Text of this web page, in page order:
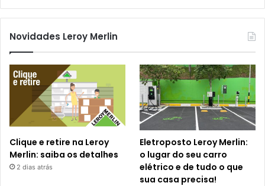
Novidades Leroy Merlin
Clique e retire na Leroy
Merlin: saiba os detalhes
2 dias atrás
Eletroposto Leroy Merlin:
o lugar do seu carro
elétrico e de tudo o que
sua casa precisa!